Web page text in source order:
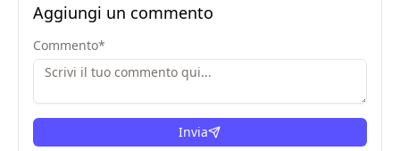
Aggiungi un commento
Commento*
Invia